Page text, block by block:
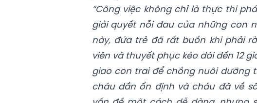
“Công việc không chỉ là thực thi
giải quyết nỗi đau của những con
này, đứa trẻ đã rất buồn khi phải
viên và thuyết phụckéo dài đến 12
giao con trai để chồng nuôi dưỡng
cháu dần ổn định và cháu đã về